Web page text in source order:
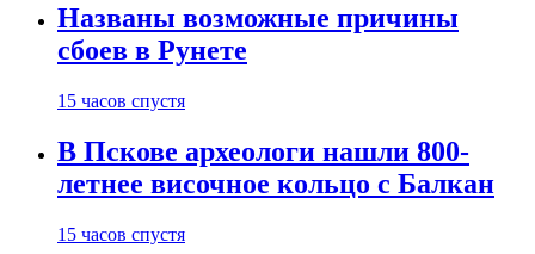
Названы возможные причины
сбоев в Рунете
15 часов спустя
В Пскове археологи нашли 800-
летнее височное кольцо с Балкан
15 часов спустя